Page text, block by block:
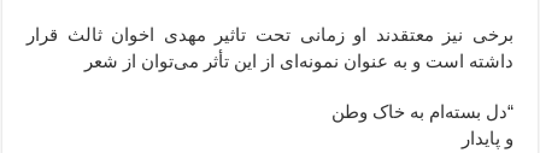
برخی نیز معتقدند او زمانی تحت تاثیر مهدی اخوان ثالث قرار
داشته است و به عنوان نمونه‌ای از این تأثر می‌توان از شعر
“دل بسته‌ام به خاک وطن
و پایدار